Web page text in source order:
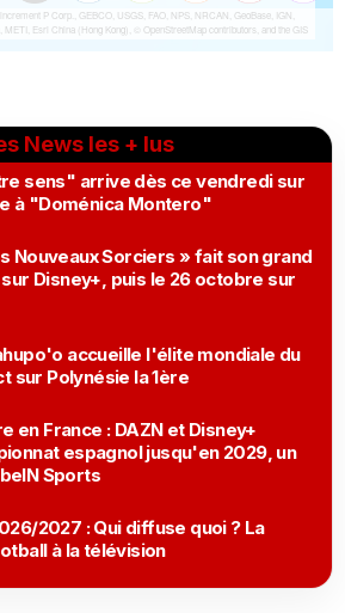
News les + lus
sens" arrive dès ce vendredi sur
à "Doménica Montero"
Nouveaux Sorciers » fait son grand
Disney+, puis le 26 octobre sur
accueille l'élite mondiale du
sur Polynésie la 1ère
en France : DAZN et Disney+
espagnol jusqu'en 2029, un
Sports
2027 : Qui diffuse quoi ? La
à la télévision